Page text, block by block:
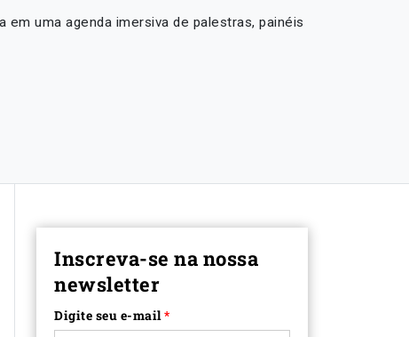
uma agenda imersiva de palestras, painéis
Inscreva-se na nossa
newsletter
Digite seu e-mail*